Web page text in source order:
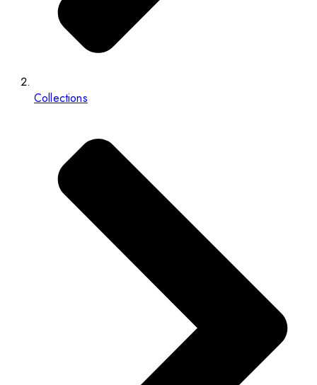
Collections